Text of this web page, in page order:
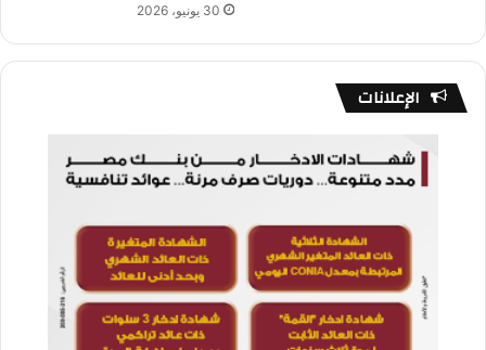
30 يونيو، 2026
الإعلانات